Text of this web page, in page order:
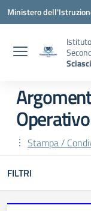
Vai ai contenuti
Vai al menu di
Vai al footer
Ministero
Stampa /
FILTRI